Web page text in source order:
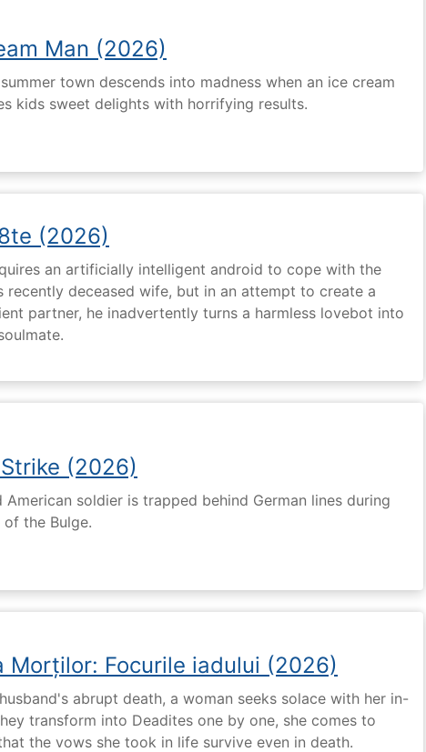
Man (2026)
town descends into madness when an ice cream
kids sweet delights with horrifying results.
(2026)
an artificially intelligent android to cope with the
recently deceased wife, but in an attempt to create a
partner, he inadvertently turns a harmless lovebot into
(2026)
American soldier is trapped behind German lines during
the Bulge.
Morților: Focurile iadului (2026)
abrupt death, a woman seeks solace with her in-
transform into Deadites one by one, she comes to
the vows she took in life survive even in death.